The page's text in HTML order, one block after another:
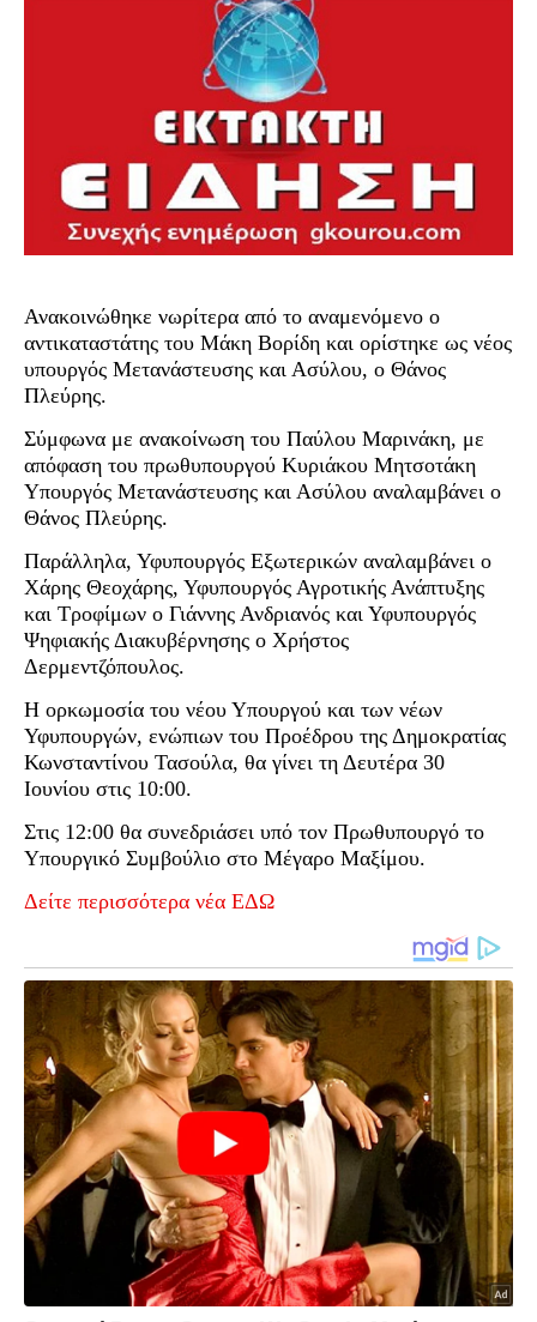
Ανακοινώθηκε νωρίτερα από το αναμενόμενο ο
αντικαταστάτης του Μάκη Βορίδη και ορίστηκε ως νέος
υπουργός Μετανάστευσης και Ασύλου, ο Θάνος
Πλεύρης.
Σύμφωνα με ανακοίνωση του Παύλου Μαρινάκη, με
απόφαση του πρωθυπουργού Κυριάκου Μητσοτάκη
Υπουργός Μετανάστευσης και Ασύλου αναλαμβάνει ο
Θάνος Πλεύρης.
Παράλληλα, Υφυπουργός Εξωτερικών αναλαμβάνει ο
Χάρης Θεοχάρης, Υφυπουργός Αγροτικής Ανάπτυξης
και Τροφίμων ο Γιάννης Ανδριανός και Υφυπουργός
Ψηφιακής Διακυβέρνησης ο Χρήστος
Δερμεντζόπουλος.
Η ορκωμοσία του νέου Υπουργού και των νέων
Υφυπουργών, ενώπιων του Προέδρου της Δημοκρατίας
Κωνσταντίνου Τασούλα, θα γίνει τη Δευτέρα 30
Ιουνίου στις 10:00.
Στις 12:00 θα συνεδριάσει υπό τον Πρωθυπουργό το
Υπουργικό Συμβούλιο στο Μέγαρο Μαξίμου.
Δείτε περισσότερα νέα ΕΔΩ